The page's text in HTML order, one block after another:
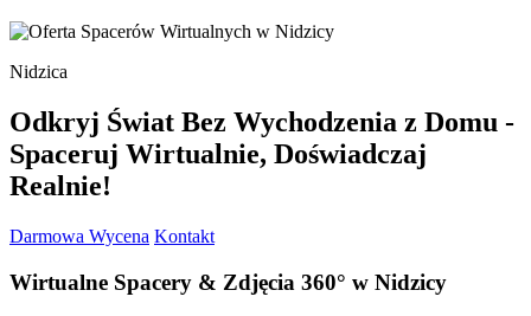
Wirtualne Spacery Szczytno
Wirtualne Spacery Zalewo
Nidzica
Odkryj Świat Bez Wychodzenia z Domu -
Spaceruj Wirtualnie, Doświadczaj
Realnie!
Darmowa Wycena Kontakt
Wirtualne Spacery & Zdjęcia 360° w Nidzicy